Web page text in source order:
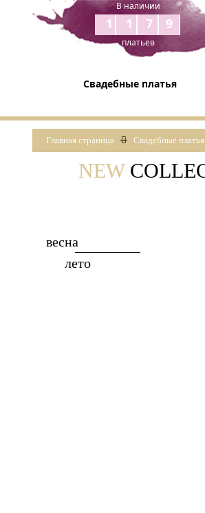
В наличии
1179
платьев
Свадебные платья
Главная страница Свадебные платья
NEW
весна
лето